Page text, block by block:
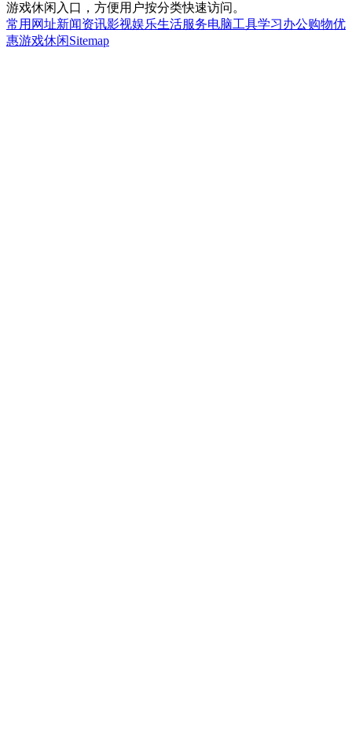
游戏休闲入口，方便用户按分类快速访问。
常用网址新闻资讯影视娱乐生活服务电脑工具学习办公购物优
惠游戏休闲Sitemap